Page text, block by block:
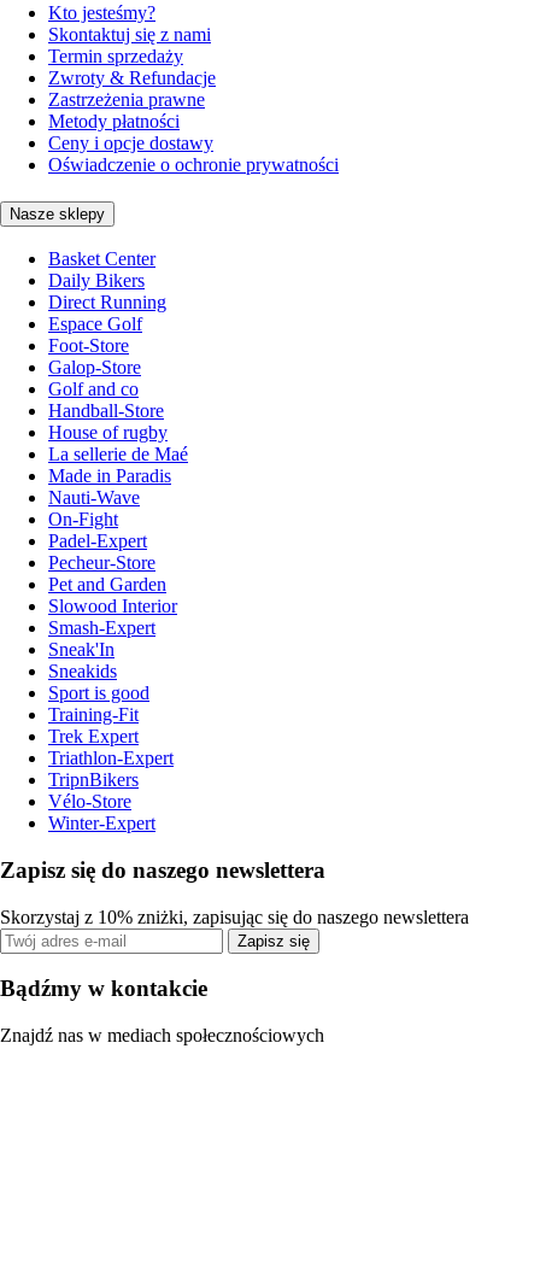
Kto jesteśmy?
Skontaktuj się z nami
Termin sprzedaży
Zwroty & Refundacje
Zastrzeżenia prawne
Metody płatności
Ceny i opcje dostawy
Oświadczenie o ochronie prywatności
Nasze sklepy
Basket Center
Daily Bikers
Direct Running
Espace Golf
Foot-Store
Galop-Store
Golf and co
Handball-Store
House of rugby
La sellerie de Maé
Made in Paradis
Nauti-Wave
On-Fight
Padel-Expert
Pecheur-Store
Pet and Garden
Slowood Interior
Smash-Expert
Sneak'In
Sneakids
Sport is good
Training-Fit
Trek Expert
Triathlon-Expert
TripnBikers
Vélo-Store
Winter-Expert
Zapisz się do naszego newslettera
Skorzystaj z 10% zniżki, zapisując się do naszego newslettera
Zapisz się
Bądźmy w kontakcie
Znajdź nas w mediach społecznościowych